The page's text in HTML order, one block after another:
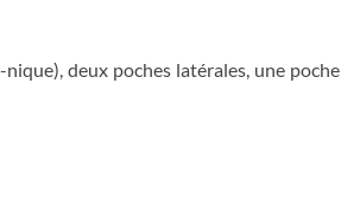
deux poches latérales, une poche